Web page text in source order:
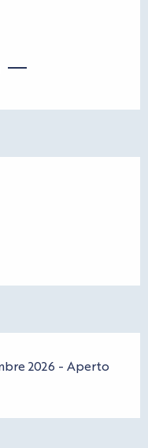
2026 - Aperto